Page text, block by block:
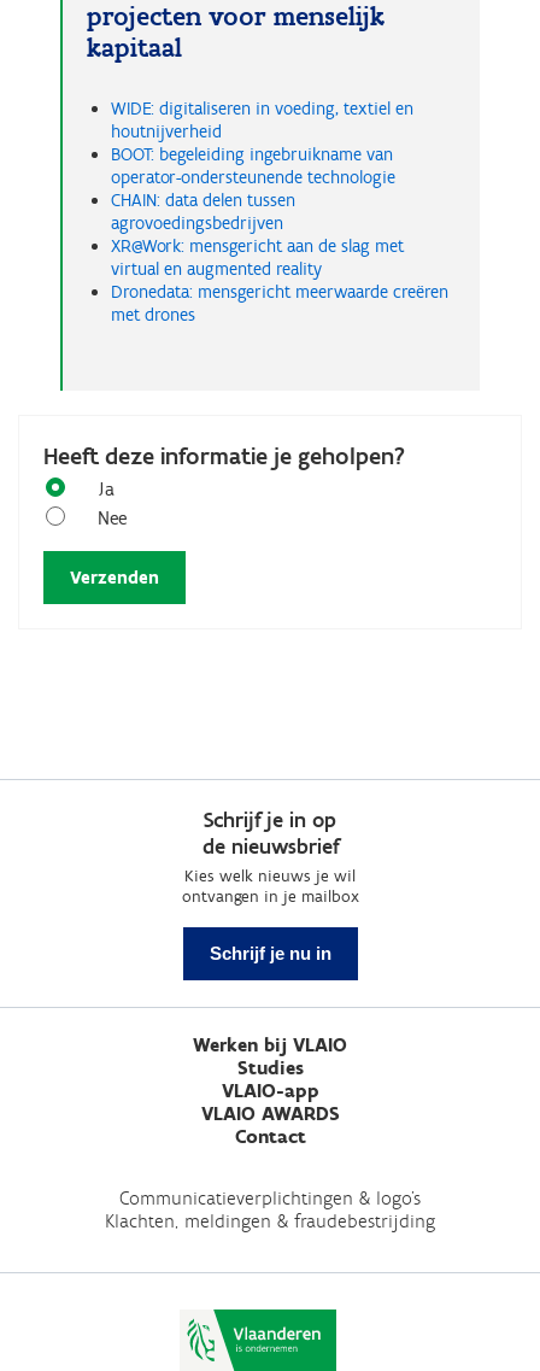
projecten voor menselijk
kapitaal
WIDE: digitaliseren in voeding, textiel en
houtnijverheid
BOOT: begeleiding ingebruikname van
operator-ondersteunende technologie
CHAIN: data delen tussen
agrovoedingsbedrijven
XR@Work: mensgericht aan de slag met
virtual en augmented reality
Dronedata: mensgericht meerwaarde creëren
met drones
Heeft deze informatie je geholpen?
Ja
Nee
Schrijf je in op
de nieuwsbrief
Kies welk nieuws je wil
ontvangen in je mailbox
Schrijf je nu in
Werken bij VLAIO
Studies
VLAIO-app
VLAIO AWARDS
Contact
Communicatieverplichtingen & logo's
Klachten, meldingen & fraudebestrijding